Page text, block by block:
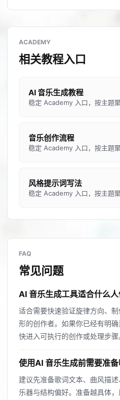
ACADEMY
相关教程入口
AI 音乐生成教程
稳定 Academy 入口，按主题
音乐创作流程
稳定 Academy 入口，按主题
风格提示词写法
稳定 Academy 入口，按主题
FAQ
常见问题
AI 音乐生成工具适合什么人
适合需要快速验证旋律方向、
形的创作者。如果你已经有明
快进入可执行的创作或处理步骤
使用AI 音乐生成前需要准备
建议先准备歌词文本、曲风描述
乐器与结构偏好。准备越具体